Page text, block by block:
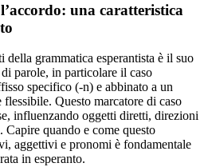
una caratteristica
grammatica esperantista è il suo
parole, in particolare il caso
specifico (-n) e abbinato a un
Questo marcatore di caso
influenzando oggetti diretti, direzioni
quando e come questo
aggettivi e pronomi è fondamentale
in esperanto.